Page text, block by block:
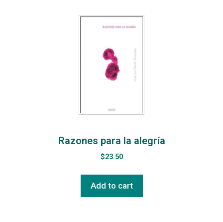
Razones para la alegría
$23.50
Add to cart